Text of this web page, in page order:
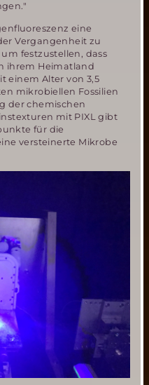
eine
Vergangenheit zu
festzustellen, dass
ihrem Heimatland
einem Alter von 3,5
mikrobiellen Fossilien
der chemischen
mit PIXL gibt
für die
versteinerte Mikrobe